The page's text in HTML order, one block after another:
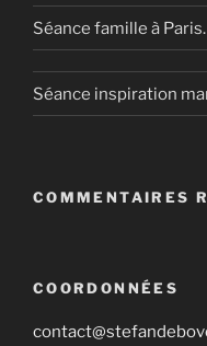
Séance famille à Paris.
Séance inspiration
COMMENTAIRES
COORDONNÉES